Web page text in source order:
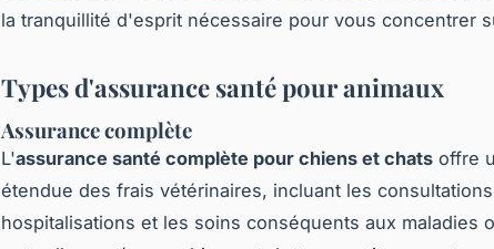
la tranquillité d'esprit nécessaire pour vous concentrer
Types d'assurance santé pour animaux
Assurance complète
L'assurance santé complète pour chiens et chats offre
étendue des frais vétérinaires, incluant les
hospitalisations et les soins conséquents aux maladies